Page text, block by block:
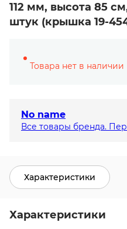
112 мм, высота 85
штук (крышка 19-
Товара нет в наличии
No name
Все товары бренда.
Характеристики
Характеристики